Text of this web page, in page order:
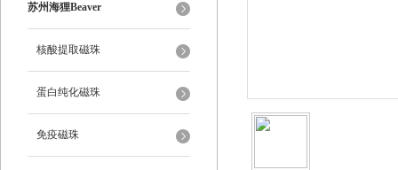
苏州海狸Beaver
核酸提取磁珠
蛋白纯化磁珠
免疫磁珠